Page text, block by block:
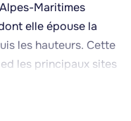
Maritimes
elle épouse la
les hauteurs. Cette
les principaux sites
le quartier de